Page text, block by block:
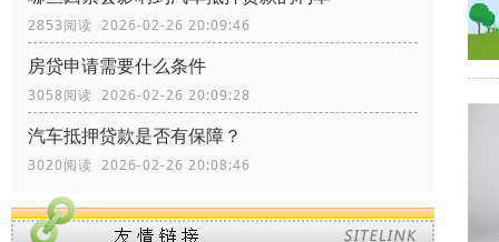
2853阅读 2026-02-26 20:09:46
房贷申请需要什么条件
3058阅读 2026-02-26 20:09:28
汽车抵押贷款是否有保障？
3020阅读 2026-02-26 20:08:46